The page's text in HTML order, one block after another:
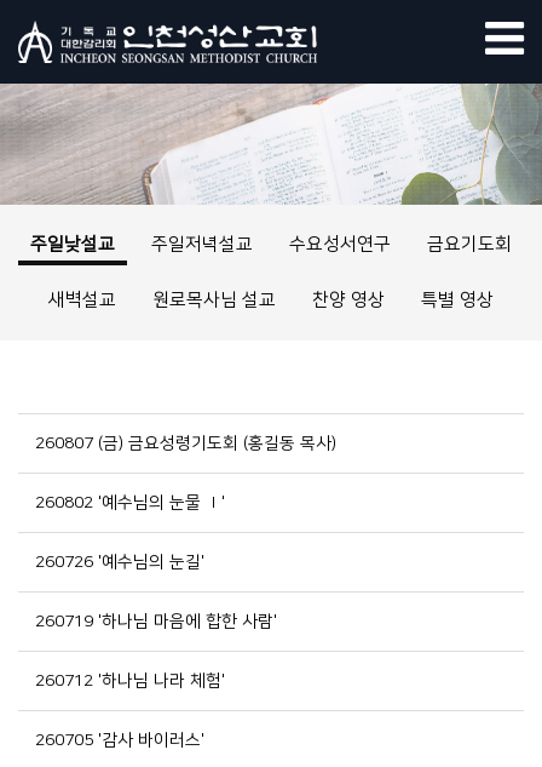
주일낮설교 주일저녁설교 수요성서연구 금요기도회
새벽설교 원로목사님 설교 찬양 영상 특별 영상
260807 (금) 금요성령기도회 (홍길동 목사)
260802 '예수님의 눈물 Ⅰ'
260726 '예수님의 눈길'
260719 '하나님 마음에 합한 사람'
260712 '하나님 나라 체험'
260705 '감사 바이러스'